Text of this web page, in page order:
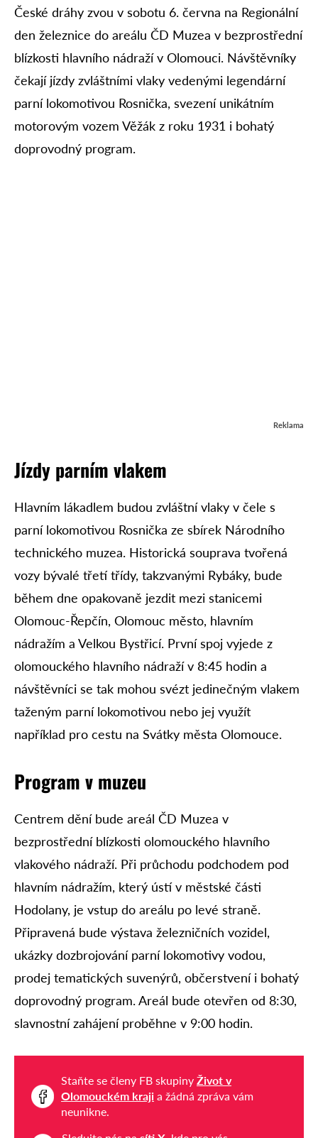
České dráhy zvou v sobotu 6. června na Regionální
den železnice do areálu ČD Muzea v bezprostřední
blízkosti hlavního nádraží v Olomouci. Návštěvníky
čekají jízdy zvláštními vlaky vedenými legendární
parní lokomotivou Rosnička, svezení unikátním
motorovým vozem Věžák z roku 1931 i bohatý
doprovodný program.
Reklama
Jízdy parním vlakem
Hlavním lákadlem budou zvláštní vlaky v čele s
parní lokomotivou Rosnička ze sbírek Národního
technického muzea. Historická souprava tvořená
vozy bývalé třetí třídy, takzvanými Rybáky, bude
během dne opakovaně jezdit mezi stanicemi
Olomouc-Řepčín, Olomouc město, hlavním
nádražím a Velkou Bystřicí. První spoj vyjede z
olomouckého hlavního nádraží v 8:45 hodin a
návštěvníci se tak mohou svézt jedinečným vlakem
taženým parní lokomotivou nebo jej využít
například pro cestu na Svátky města Olomouce.
Program v muzeu
Centrem dění bude areál ČD Muzea v
bezprostřední blízkosti olomouckého hlavního
vlakového nádraží. Při průchodu podchodem pod
hlavním nádražím, který ústí v městské části
Hodolany, je vstup do areálu po levé straně.
Připravená bude výstava železničních vozidel,
ukázky dozbrojování parní lokomotivy vodou,
prodej tematických suvenýrů, občerstvení i bohatý
doprovodný program. Areál bude otevřen od 8:30,
slavnostní zahájení proběhne v 9:00 hodin.
Staňte se členy FB skupiny Život v
Olomouckém kraji a žádná zpráva vám
neunikne.